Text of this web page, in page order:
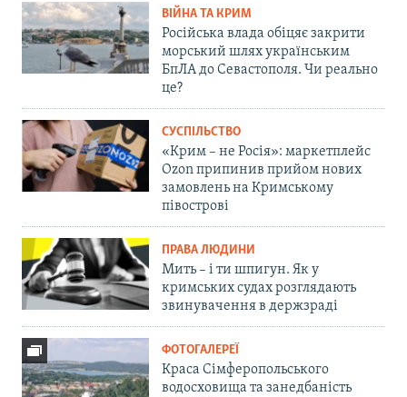
ВІЙНА ТА КРИМ
Російська влада обіцяє закрити
морський шлях українським
БпЛА до Севастополя. Чи реально
це?
СУСПІЛЬСТВО
«Крим – не Росія»: маркетплейс
Ozon припинив прийом нових
замовлень на Кримському
півострові
ПРАВА ЛЮДИНИ
Мить – і ти шпигун. Як у
кримських судах розглядають
звинувачення в держзраді
ФОТОГАЛЕРЕЇ
Краса Сімферопольського
водосховища та занедбаність